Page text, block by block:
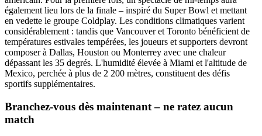
également lieu lors de la finale – inspiré du Super Bowl et mettant
en vedette le groupe Coldplay. Les conditions climatiques varient
considérablement : tandis que Vancouver et Toronto bénéficient de
températures estivales tempérées, les joueurs et supporters devront
composer à Dallas, Houston ou Monterrey avec une chaleur
dépassant les 35 degrés. L'humidité élevée à Miami et l'altitude de
Mexico, perchée à plus de 2 200 mètres, constituent des défis
sportifs supplémentaires.
Branchez-vous dès maintenant – ne ratez aucun
match